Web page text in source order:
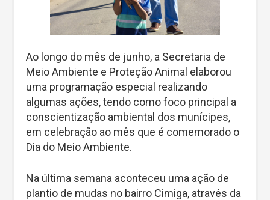
Ao longo do mês de junho, a Secretaria de
Meio Ambiente e Proteção Animal elaborou
uma programação especial realizando
algumas ações, tendo como foco principal a
conscientização ambiental dos munícipes,
em celebração ao mês que é comemorado o
Dia do Meio Ambiente.
Na última semana aconteceu uma ação de
plantio de mudas no bairro Cimiga, através da